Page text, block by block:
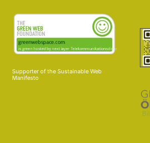
Supporter of the Sustainable Web
Manifesto